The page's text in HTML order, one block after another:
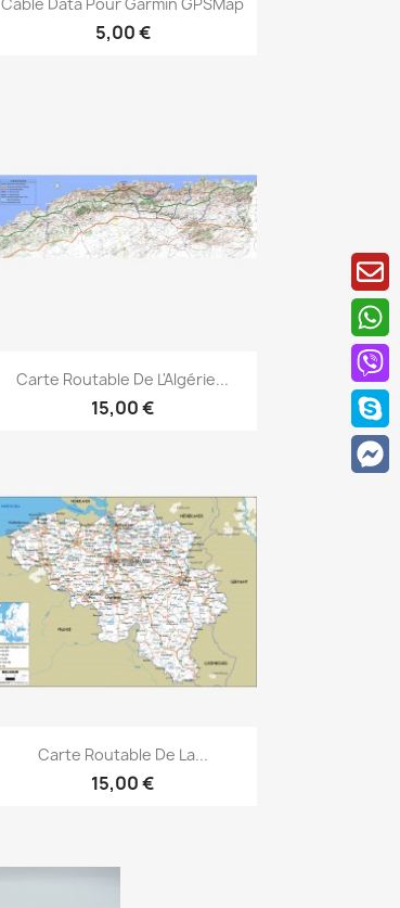
5,00 €
Aperçu rapide
Carte Routable De L'Algérie...
15,00 €
Aperçu rapide
Carte Routable De La...
15,00 €